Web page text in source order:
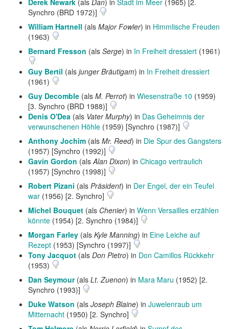
Derek Newark (als Dan) in Stadt im Meer (1965) [2.
Synchro (BRD 1972)]
William Hartnell (als Major Fowler) in Himmlische Freuden
(1963)
Bernard Fresson (als Serge) in In Freiheit dressiert (1961)
Guy Bertil (als junger Bräutigam) in In Freiheit dressiert
(1961)
Guy Decomble (als M. Perrot) in Wiesenstraße 10 (1959)
[3. Synchro (BRD 1988)]
Denis O'Dea (als Vater Murphy) in Das Geheimnis der
verwunschenen Höhle (1959) [Synchro (1987)]
Anthony Jochim (als Mr. Reed) in Die Spur des Gangsters
(1957) [Synchro (1992)]
Gavin Gordon (alsAlan Dixon) in Chicago vertraulich
(1957) [Synchro (1998)]
Robert Pizani (als Präsident) in Der Engel, der ein Teufel
war (1956) [2. Synchro]
Michel Bouquet (als Chenier) in Wenn Versailles erzählen
könnte (1954) [2. Synchro (1984)]
Morgan Farley (als Kyle Manning) in Eine Leiche auf
Rezept (1953) [Synchro (1997)]
Tony Jacquot (als Don Pietro) in Don Camillos Rückkehr
(1953)
Dan Seymour(als Lt. Zuenon) in Mara Maru (1952) [2.
Synchro (1993)]
Duke Watson (als Joseph Blaine) in Juwelenraub um
Mitternacht (1950) [2. Synchro]